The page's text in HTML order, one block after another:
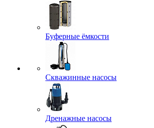
Буферные ёмкости
Скважинные насосы
Дренажные насосы